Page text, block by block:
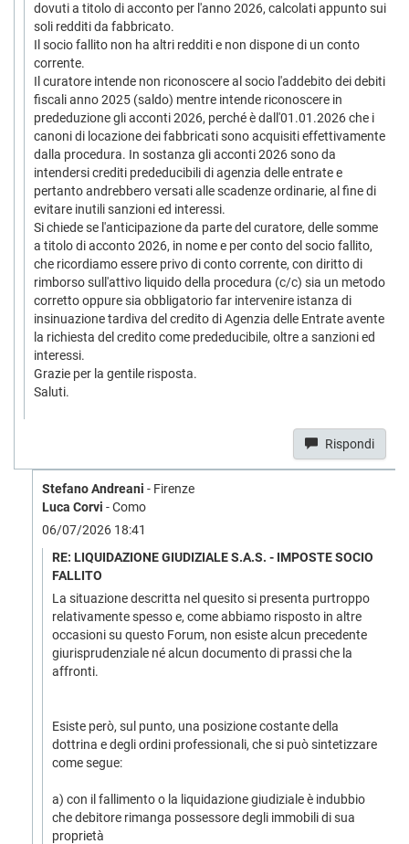
dovuti a titolo di acconto per l'anno 2026, calcolati appunto sui
soli redditi da fabbricato.
Il socio fallito non ha altri redditi e non dispone di un conto
corrente.
Il curatore intende non riconoscere al socio l'addebito dei debiti
fiscali anno 2025 (saldo) mentre intende riconoscere in
prededuzione gli acconti 2026, perché è dall'01.01.2026 che i
canoni di locazione dei fabbricati sono acquisiti effettivamente
dalla procedura. In sostanza gli acconti 2026 sono da
intendersi crediti prededucibili di agenzia delle entrate e
pertanto andrebbero versati alle scadenze ordinarie, al fine di
evitare inutili sanzioni ed interessi.
Si chiede se l'anticipazione da parte del curatore, delle somme
a titolo di acconto 2026, in nome e per conto del socio fallito,
che ricordiamo essere privo di conto corrente, con diritto di
rimborso sull'attivo liquido della procedura (c/c) sia un metodo
corretto oppure sia obbligatorio far intervenire istanza di
insinuazione tardiva del credito di Agenzia delle Entrate avente
la richiesta del credito come prededucibile, oltre a sanzioni ed
interessi.
Grazie per la gentile risposta.
Saluti.
Rispondi
Stefano Andreani - Firenze
Luca Corvi - Como
06/07/2026 18:41
RE: LIQUIDAZIONE GIUDIZIALE S.A.S. - IMPOSTE SOCIO
FALLITO
La situazione descritta nel quesito si presenta purtroppo
relativamente spesso e, come abbiamo risposto in altre
occasioni su questo Forum, non esiste alcun precedente
giurisprudenziale né alcun documento di prassi che la
affronti.
Esiste però, sul punto, una posizione costante della
dottrina e degli ordini professionali, che si può sintetizzare
come segue:
a) con il fallimento o la liquidazione giudiziale è indubbio
che debitore rimanga possessore degli immobili di sua
proprietà